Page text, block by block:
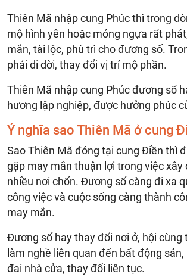
Thiên Mã nhập cung Phúc thì trong
mộ hình yên hoặc móng ngựa rất
mắn, tài lộc, phù trì cho đương số.
phải di dời, thay đổi vị trí mộ phần.
Thiên Mã nhập cung Phúc đương số
hương lập nghiệp, được hưởng phúc
Ý nghĩa sao Thiên Mã ở cung
Sao Thiên Mã đóng tại cung Điền thì
gặp may mắn thuận lợi trong việc xây
nhiều nơi chốn. Đương số càng đi xa
công việc và cuộc sống càng thành
may mắn.
Đương số hay thay đổi nơi ở, hội cùng
làm nghề liên quan đến bất động
đai nhà cửa, thay đổi liên tục.